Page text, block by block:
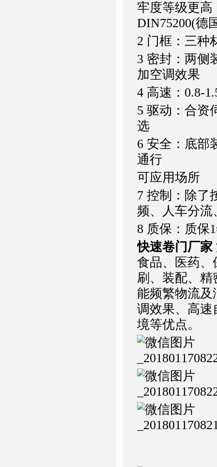
牢度等级更高
DIN75200(德
2 门框：三种
3 密封：两侧
加空调效果
4 高速：0.8-
5 驱动：合资
选
6 安全：底部
通行
可应用场所
7 控制：除了
频、人车分流
8 质保：质保
快速卷门厂家
食品、医药、
刷、装配、
能频繁物流及
调效果、高速
境等优点。